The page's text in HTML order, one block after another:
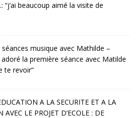
: “j’ai beaucoup aimé la visite de
séances musique avec Mathilde –
adoré la première séance avec Matilde
te revoir”
A LA SECURITE ET A LA
AVEC LE PROJET D’ECOLE : DE